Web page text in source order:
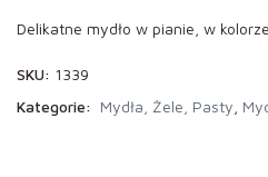
Delikatne mydło w pianie, w
SKU: 1339
Kategorie: Mydła, Żele, Pasty